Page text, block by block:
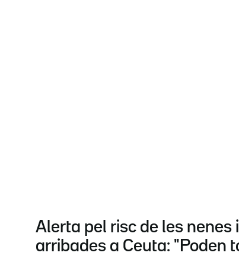
Alerta pel risc de les nenes
arribades a Ceuta: "Poden